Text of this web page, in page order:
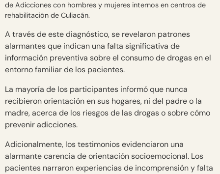
de Adicciones con hombres y mujeres internos en centros de
rehabilitación de Culiacán.
A través de este diagnóstico, se revelaron patrones
alarmantes que indican una falta significativa de
información preventiva sobre el consumo de drogas en el
entorno familiar de los pacientes.
La mayoría de los participantes informó que nunca
recibieron orientación en sus hogares, ni del padre o la
madre, acerca de los riesgos de las drogas o sobre cómo
prevenir adicciones.
Adicionalmente, los testimonios evidenciaron una
alarmante carencia de orientación socioemocional. Los
pacientes narraron experiencias de incomprensión y falta